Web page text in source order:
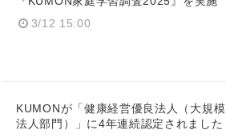
3/12 15:00
KUMONが「健康経営優良法人（大規模
法人部門）」に4年連続認定されました